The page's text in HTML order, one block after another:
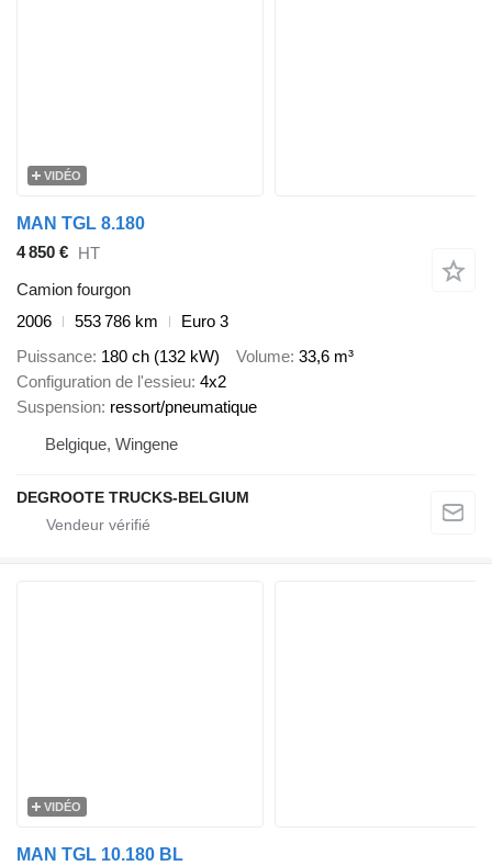
VIDÉO
MAN TGL 8.180
4 850 € HT
Camion fourgon
2006
553 786 km
Euro 3
Puissance 180 ch (132 kW) Volume 33,6 m³
Configuration de l'essieu 4x2
Suspension ressort/pneumatique
Belgique, Wingene
DEGROOTE TRUCKS-BELGIUM
VIDÉO
MAN TGL 10.180 BL